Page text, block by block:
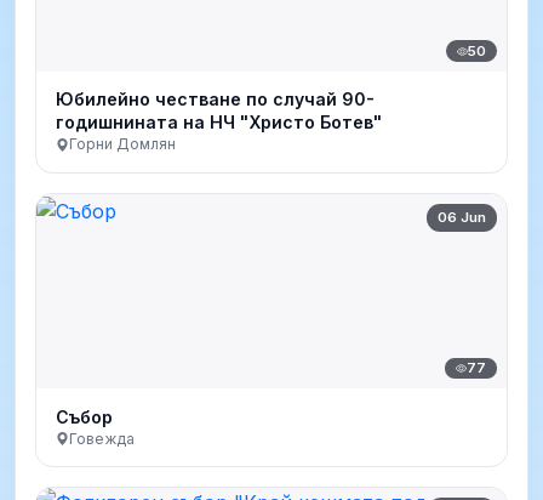
50
Юбилейно честване по случай 90-
годишнината на НЧ "Христо Ботев"
Горни Домлян
06 Jun
77
Събор
Говежда